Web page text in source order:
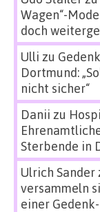
Wagen“-
doch
Ulli zu
Dortmund:
nicht sicher“
Danii zu
Sterbende in
Ulrich Sander
versammeln
einer